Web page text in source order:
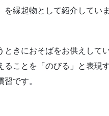
縁起物として紹介していま
ときにおそばをお供えして
ることを「のびる」と表現
です。